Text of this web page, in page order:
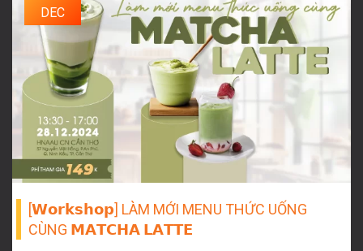
DEC
[𝗪𝗼𝗿𝗸𝘀𝗵𝗼𝗽] LÀM MỚI MENU THỨC UỐNG
CÙNG 𝗠𝗔𝗧𝗖𝗛𝗔 𝗟𝗔𝗧𝗧𝗘